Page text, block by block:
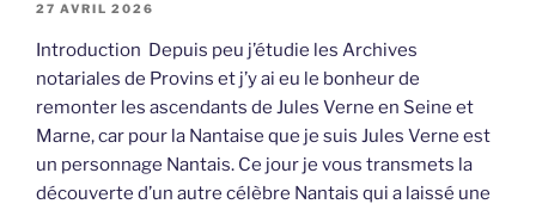
27 AVRIL 2026
Introduction Depuis peu j’étudie les Archives
notariales de Provins et j’y ai eu le bonheur de
remonter les ascendants de Jules Verne en Seine et
Marne, car pour la Nantaise que je suis Jules Verne est
un personnage Nantais. Ce jour je vous transmets la
découverte d’un autre célèbre Nantais qui a laissé une